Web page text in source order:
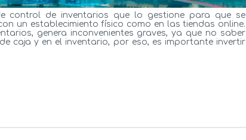
control de inventarios que lo gestione para que se
un establecimiento físico como en las tiendas online.
genera inconvenientes graves, ya que no saber
caja y en el inventario, por eso, es importante invertir